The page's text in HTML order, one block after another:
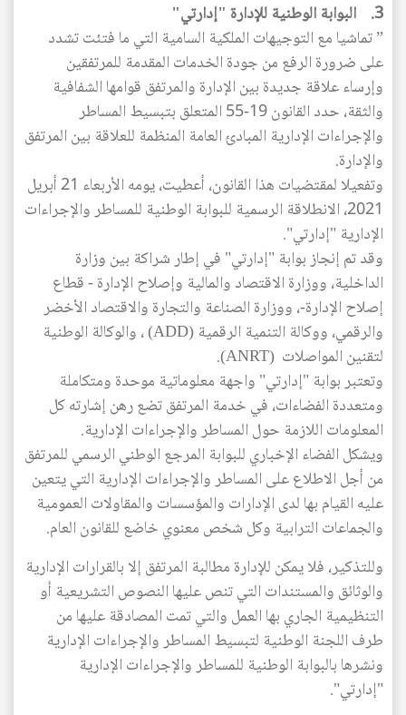
3. البوابة الوطنية للإدارة "إدارتي"
” تماشيا مع التوجيهات الملكية السامية التي ما فتئت تشدد
على ضرورة الرفع من جودة الخدمات المقدمة للمرتفقين
وإرساء علاقة جديدة بين الإدارة والمرتفق قوامها الشفافية
والثقة، حدد القانون 19-55 المتعلق بتبسيط المساطر
والإجراءات الإدارية المبادئ العامة المنظمة للعلاقة بين المرتفق
والإدارة.
وتفعيلا لمقتضيات هذا القانون، أعطيت، يومه الأربعاء 21 أبريل
2021، الانطلاقة الرسمية للبوابة الوطنية للمساطر والإجراءات
الإدارية "إدارتي".
وقد تم إنجاز بوابة "إدارتي" في إطار شراكة بين وزارة
الداخلية، ووزارة الاقتصاد والمالية وإصلاح الإدارة - قطاع
إصلاح الإدارة-، ووزارة الصناعة والتجارة والاقتصاد الأخضر
والرقمي، ووكالة التنمية الرقمية (ADD) ، والوكالة الوطنية
لتقنين المواصلات (ANRT).
وتعتبر بوابة "إدارتي" واجهة معلوماتية موحدة ومتكاملة
ومتعددة الفضاءات، في خدمة المرتفق تضع رهن إشارته كل
المعلومات اللازمة حول المساطر والإجراءات الإدارية.
ويشكل الفضاء الإخباري للبوابة المرجع الوطني الرسمي للمرتفق
من أجل الاطلاع على المساطر والإجراءات الإدارية التي يتعين
عليه القيام بها لدى الإدارات والمؤسسات والمقاولات العمومية
والجماعات الترابية وكل شخص معنوي خاضع للقانون العام.
وللتذكير، فلا يمكن للإدارة مطالبة المرتفق إلا بالقرارات الإدارية
والوثائق والمستندات التي تنص عليها النصوص التشريعية أو
التنظيمية الجاري بها العمل والتي تمت المصادقة عليها من
طرف اللجنة الوطنية لتبسيط المساطر والإجراءات الإدارية
ونشرها بالبوابة الوطنية للمساطر والإجراءات الإدارية
"إدارتي".